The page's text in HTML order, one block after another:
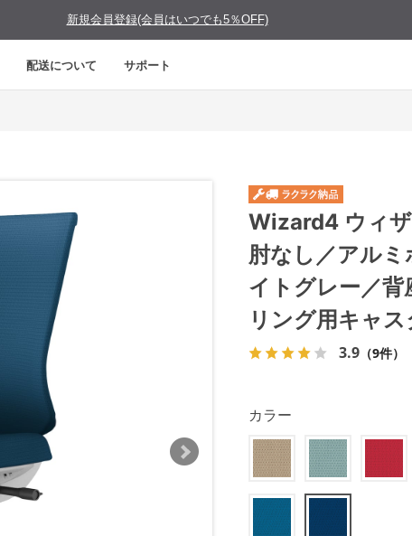
新規会員登録(会員はいつでも5％OFF)
配送について サポート
Wizard4 ウィ
肘なし／アルミ
イトグレー／
リング用キャス
3.9 （9件）
カラー